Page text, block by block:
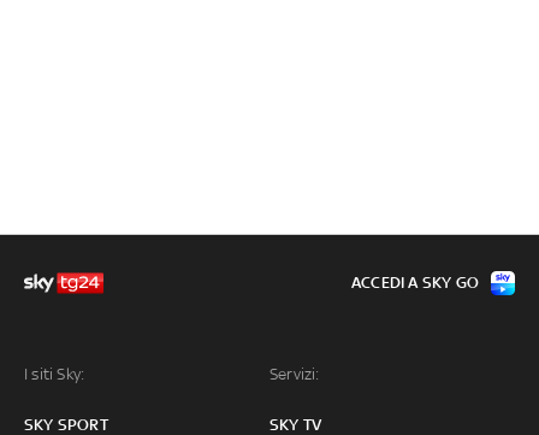
I siti Sky:
SKY SPORT
Servizi:
SKY TV
ACCEDI A SKY GO